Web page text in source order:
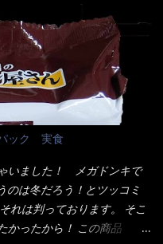
、卵白)、かやく(小えびてん
うゆ、魚介エキス、たん白加
味油脂)／加工でん粉、調味
ラメル色素、リン酸塩
止剤(ビタミンE)、クチナシ
ンB2、ビタミンB1、香辛料
・ さば ・大豆・豚肉・やま
、緑のたぬきの方が蒲鉾が
でないか？？ ■カロリー
ットが辛さを醸し出してい
てはいけない！！ 私はペ
た漢だ。 その後の獄激辛カ
味噌はカップに敢えて辛
ベル5！ 日清としては最上
ルも食べてはいるけど、1年
から記憶力が、どうのこう
クトに欠けている商品と
袋なんてありゃしない！ カ
注ぐだけで出来る！それが
だから粉末スープの具も全
縦型Bigカップだと、スー
ック 実食
いました！ メガドンキで
のは冬だろう！とツッコミ
れは判っております。 そこ
かったから！ この商品